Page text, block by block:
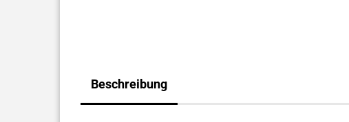
Beschreibung